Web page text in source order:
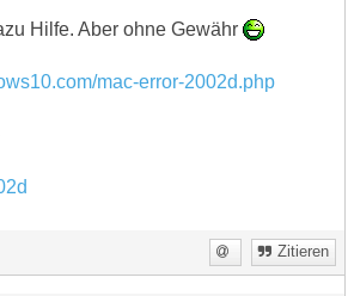
Hilfe. Aber ohne Gewähr
mac-error-2002d.php
Zitieren